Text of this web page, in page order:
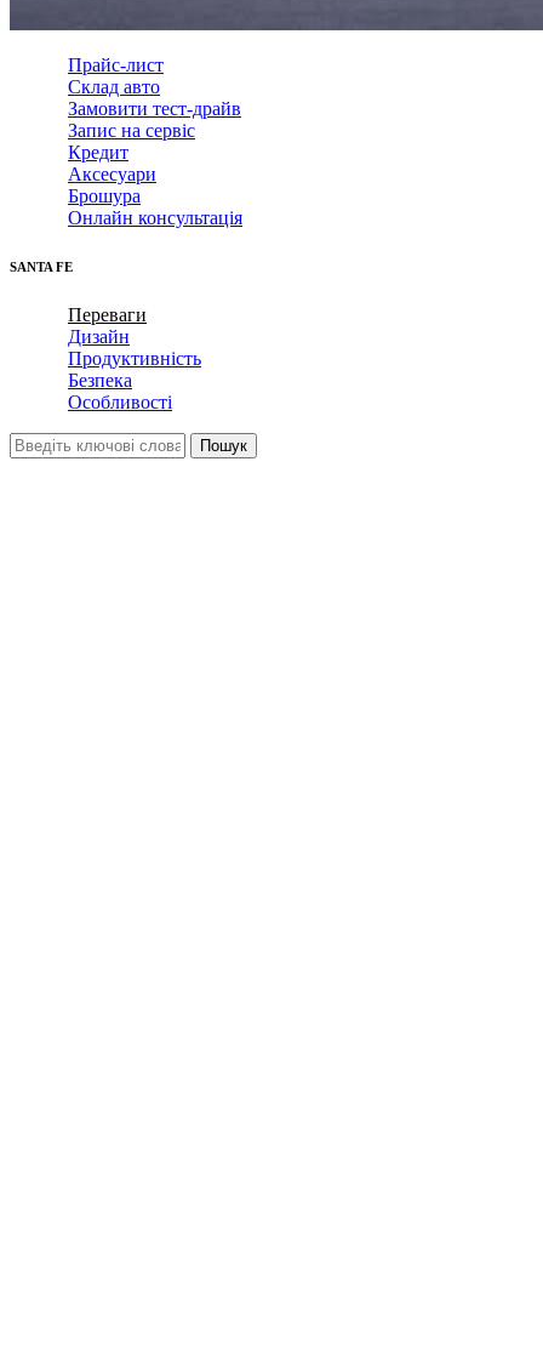
Прайс-лист
Склад авто
Замовити тест-драйв
Запис на сервіс
Кредит
Аксесуари
Брошура
Онлайн консультація
SANTA FE
Переваги
Дизайн
Продуктивність
Безпека
Особливості